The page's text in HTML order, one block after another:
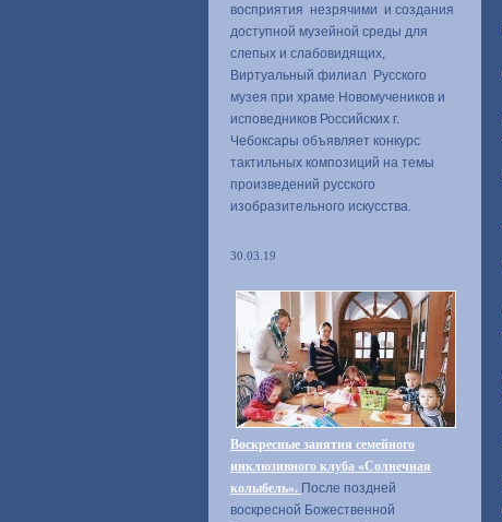
восприятия незрячими и создания
доступной музейной среды для
слепых и слабовидящих,
Виртуальный филиал Русского
музея при храме Новомучеников и
исповедников Российских г.
Чебоксары объявляет конкурс
тактильных композиций на темы
произведений русского
изобразительного искусства.
30.03.19
Воскресные занятия семейного
инклюзивного клуба «Солнечная
колыбель». После поздней
воскресной Божественной